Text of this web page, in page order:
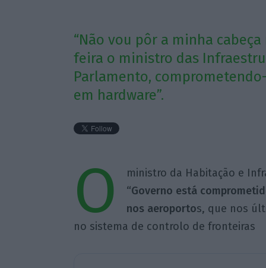
“Não vou pôr a minha
feira o ministro das
Parlamento,
em hardware”.
O
ministro da Habitação e
“Governo está
nos aeroportos, que nos
no sistema de controlo de fronteiras